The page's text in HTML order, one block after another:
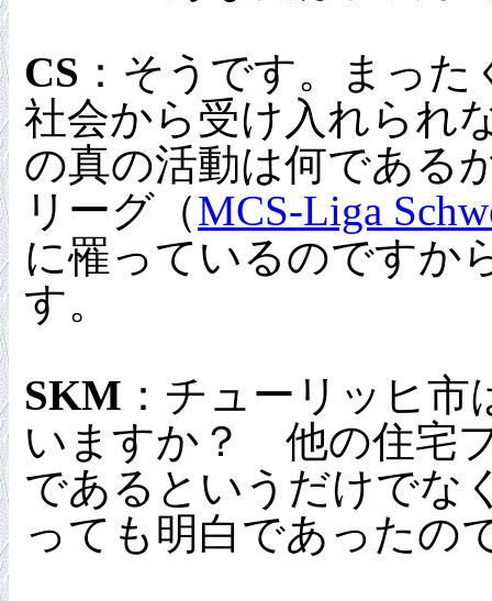
CS ：そうです。まっ
社会から受け入れられ
の真の活動は何である
リーグ（MCS-Liga
に罹っているのですか
す。
SKM ：チューリッヒ
いますか？ 他の住宅
であるというだけでな
っても明白であったの